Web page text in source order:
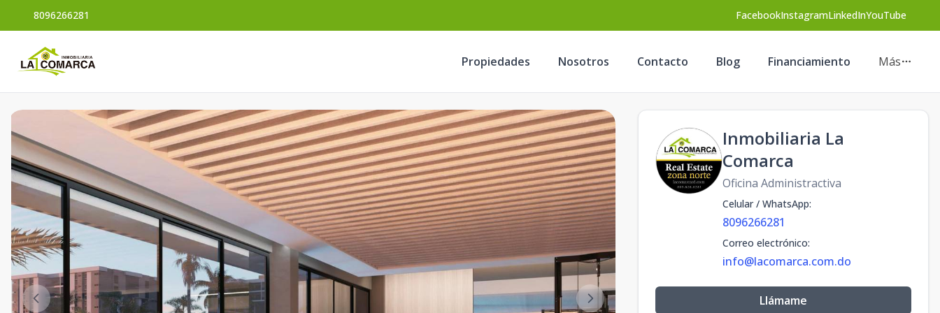
8096266281 FacebookInstagramLinkedInYouTube
Propiedades Nosotros Contacto Blog Financiamiento Más
Inmobiliaria La
Comarca
Oficina Administractiva
Celular / WhatsApp:
8096266281
Correo electrónico:
info@lacomarca.com.do
Llámame